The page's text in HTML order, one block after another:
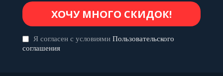
Я согласен с условиями Пользовательского
соглашения